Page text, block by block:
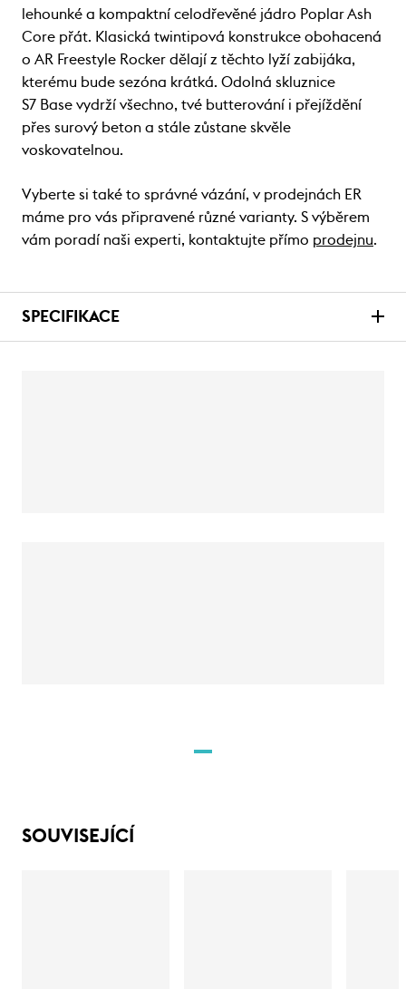
lehounké a kompaktní celodřevěné jádro Poplar Ash
Core přát. Klasická twintipová konstrukce obohacená
o AR Freestyle Rocker dělají z těchto lyží zabijáka,
kterému bude sezóna krátká. Odolná skluznice
S7 Base vydrží všechno, tvé butterování i přejíždění
přes surový beton a stále zůstane skvěle
voskovatelnou.
Vyberte si také to správné vázání, v prodejnách ER
máme pro vás připravené různé varianty. S výběrem
vám poradí naši experti, kontaktujte přímo prodejnu.
SPECIFIKACE
SOUVISEJÍCÍ